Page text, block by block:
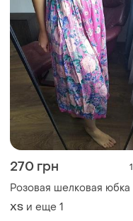
270 грн 1
Розовая шелковая юбка
ХS и еще 1